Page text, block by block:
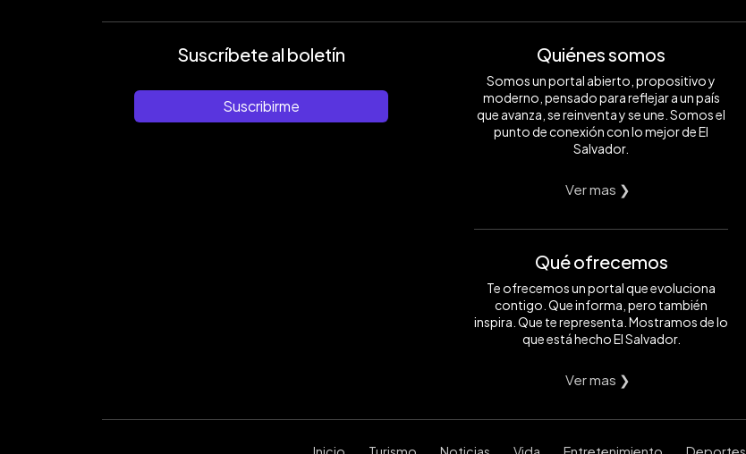
Suscríbete al boletín
Suscribirme
Quiénes somos
Somos un portal abierto, propositivo y
moderno, pensado para reflejar a un país
que avanza, se reinventa y se une. Somos el
punto de conexión con lo mejor de El
Salvador.
Ver mas ❯
Qué ofrecemos
Te ofrecemos un portal que evoluciona
contigo. Que informa, pero también
inspira. Que te representa. Mostramos de lo
que está hecho El Salvador.
Ver mas ❯